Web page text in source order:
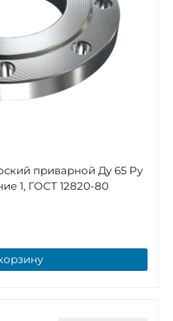
приварной Ду 65 Ру
1, ГОСТ 12820-80